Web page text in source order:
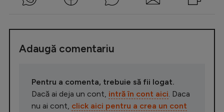
Adaugă comentariu
Pentru a comenta, trebuie să fii logat.
Dacă ai deja un cont, intră în cont aici . Daca
nu ai cont, click aici pentru a crea un cont